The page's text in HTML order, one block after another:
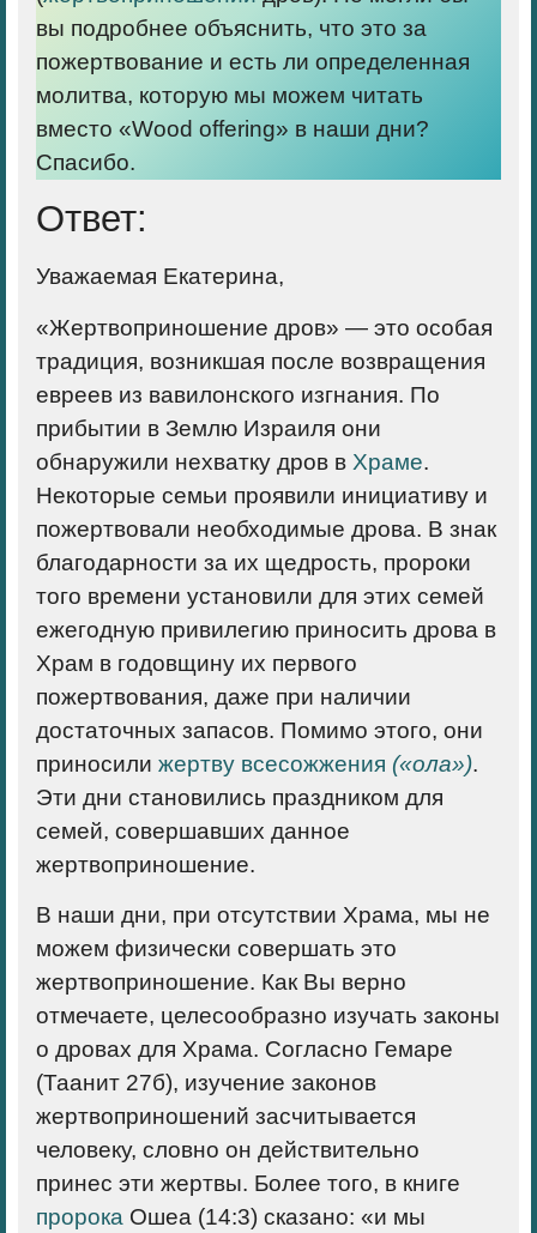
вы подробнее объяснить, что это за
пожертвование и есть ли определенная
молитва, которую мы можем читать
вместо «Wood offering» в наши дни?
Спасибо.
Ответ:
Уважаемая Екатерина,
«Жертвоприношение дров» — это особая
традиция, возникшая после возвращения
евреев из вавилонского изгнания. По
прибытии в Землю Израиля они
обнаружили нехватку дров в Храме.
Некоторые семьи проявили инициативу и
пожертвовали необходимые дрова. В знак
благодарности за их щедрость, пророки
того времени установили для этих семей
ежегодную привилегию приносить дрова в
Храм в годовщину их первого
пожертвования, даже при наличии
достаточных запасов. Помимо этого, они
приносили жертву всесожжения («ола»).
Эти дни становились праздником для
семей, совершавших данное
жертвоприношение.
В наши дни, при отсутствии Храма, мы не
можем физически совершать это
жертвоприношение. Как Вы верно
отмечаете, целесообразно изучать законы
о дровах для Храма. Согласно Гемаре
(Таанит 27б), изучение законов
жертвоприношений засчитывается
человеку, словно он действительно
принес эти жертвы. Более того, в книге
пророка Ошеа (14:3) сказано: «и мы